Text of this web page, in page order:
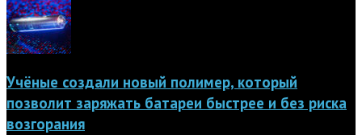
Учёные создали новый полимер, который
позволит заряжать батареи быстрее и без риска
возгорания